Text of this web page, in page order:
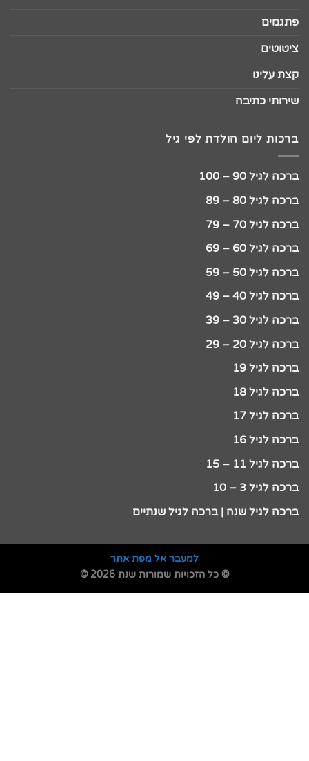
פתגמים
ציטוטים
קצת עלינו
שירותי כתיבה
ברכות ליום הולדת לפי גיל
ברכה לגיל 90 – 100
ברכה לגיל 80 – 89
ברכה לגיל 70 – 79
ברכה לגיל 60 – 69
ברכה לגיל 50 – 59
ברכה לגיל 40 – 49
ברכה לגיל 30 – 39
ברכה לגיל 20 – 29
ברכה לגיל 19
ברכה לגיל 18
ברכה לגיל 17
ברכה לגיל 16
ברכה לגיל 11 – 15
ברכה לגיל 3 – 10
ברכה לגיל שנה | ברכה לגיל שנתיים
למעבר אל מפת אתר
© כל הזכויות שמורות שנת 2026 ©